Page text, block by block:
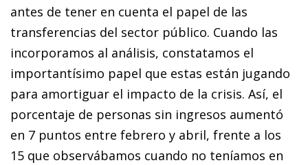
antes de tener en cuenta el papel de las
transferencias del sector público. Cuando las
incorporamos al análisis, constatamos el
importantísimo papel que estas están jugando
para amortiguar el impacto de la crisis. Así, el
porcentaje de personas sin ingresos aumentó
en 7 puntos entre febrero y abril, frente a los
15 que observábamos cuando no teníamos en